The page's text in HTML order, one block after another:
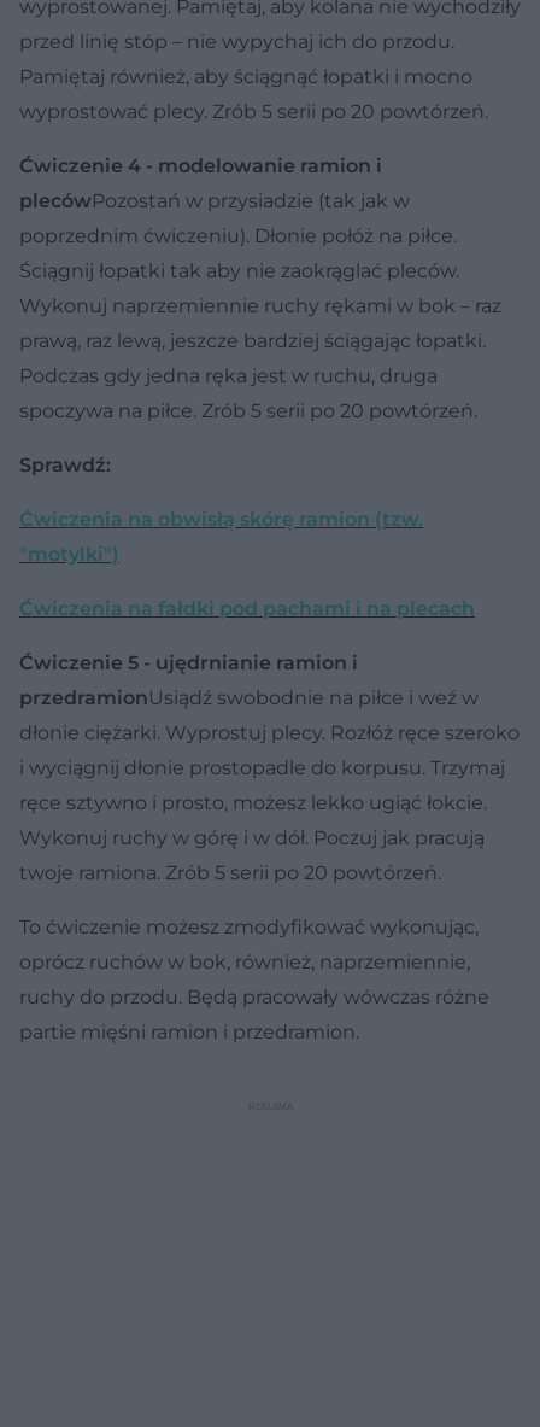
wyprostowanej. Pamiętaj, aby kolana nie wychodziły
przed linię stóp – nie wypychaj ich do przodu.
Pamiętaj również, aby ściągnąć łopatki i mocno
wyprostować plecy. Zrób 5 serii po 20 powtórzeń.
Ćwiczenie 4 - modelowanie ramion i
plecówPozostań w przysiadzie (tak jak w
poprzednim ćwiczeniu). Dłonie połóż na piłce.
Ściągnij łopatki tak aby nie zaokrąglać pleców.
Wykonuj naprzemiennie ruchy rękami w bok – raz
prawą, raz lewą, jeszcze bardziej ściągając łopatki.
Podczas gdy jedna ręka jest w ruchu, druga
spoczywa na piłce. Zrób 5 serii po 20 powtórzeń.
Sprawdź:
Ćwiczenia na obwisłą skórę ramion (tzw.
"motylki")
Ćwiczenia na fałdki pod pachami i na plecach
Ćwiczenie 5 - ujędrnianie ramion i
przedramionUsiądź swobodnie na piłce i weź w
dłonie ciężarki. Wyprostuj plecy. Rozłóż ręce szeroko
i wyciągnij dłonie prostopadle do korpusu. Trzymaj
ręce sztywno i prosto, możesz lekko ugiąć łokcie.
Wykonuj ruchy w górę i w dół. Poczuj jak pracują
twoje ramiona. Zrób 5 serii po 20 powtórzeń.
To ćwiczenie możesz zmodyfikować wykonując,
oprócz ruchów w bok, również, naprzemiennie,
ruchy do przodu. Będą pracowały wówczas różne
partie mięśni ramion i przedramion.